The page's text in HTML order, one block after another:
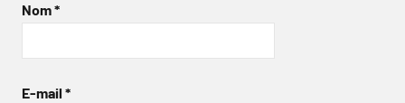
Nom*
E-mail *